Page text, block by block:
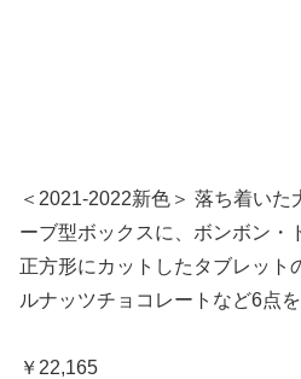
＜2021-2022新色＞ 落ち着いた
ーブ型ボックスに、ボンボン・
正方形にカットしたタブレット
ルナッツチョコレートなど6点を
￥22,165